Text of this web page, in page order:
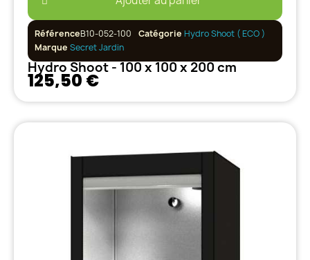
RéférenceB10-052-100 Catégorie Hydro Shoot ( ECO )
Marque Secret Jardin
Hydro Shoot - 100 x 100 x 200 cm
125,50 €